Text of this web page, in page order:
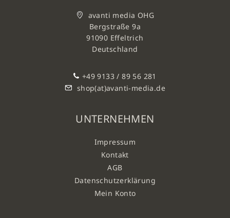
avanti media OHG
Bergstraße 9a
91090 Effeltrich
Deutschland
+49 9133 / 89 56 281
shop(at)avanti-media.de
UNTERNEHMEN
Impressum
Kontakt
AGB
Datenschutzerklärung
Mein Konto